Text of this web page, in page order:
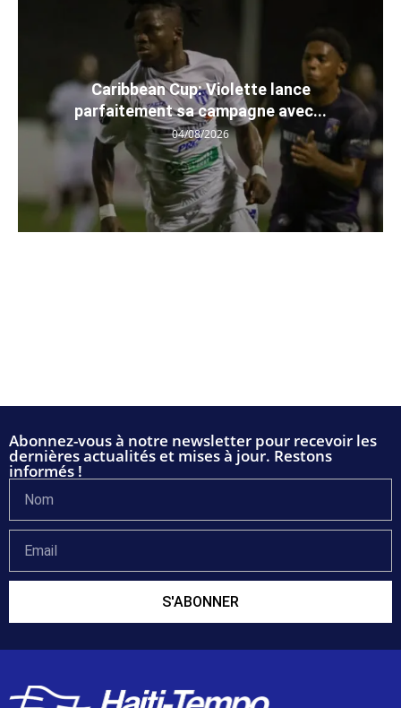
Caribbean Cup: Violette lance
parfaitement sa campagne avec...
04/08/2026
Abonnez-vous à notre newsletter pour recevoir les
dernières actualités et mises à jour. Restons
informés !
S'ABONNER